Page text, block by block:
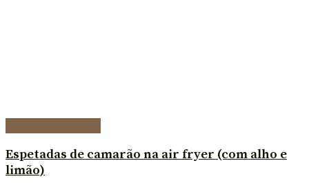
Espetadas de camarão na air fryer (com alho e
limão)